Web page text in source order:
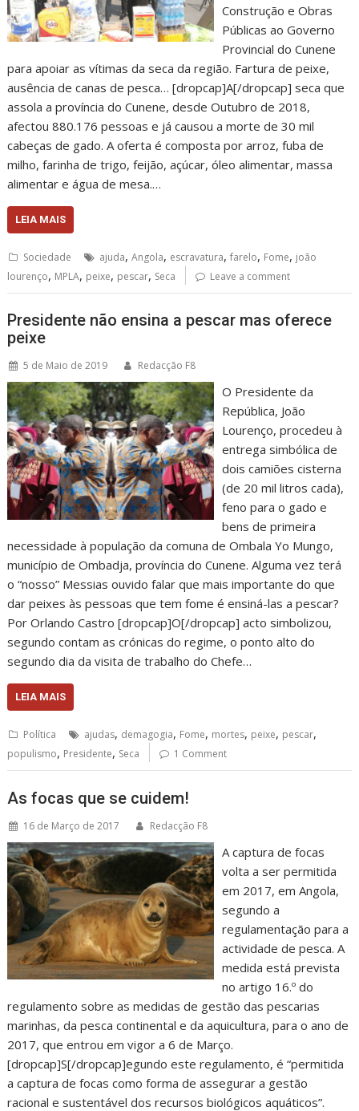
Construção e Obras
Públicas ao Governo
Provincial do Cunene
para apoiar as vítimas da seca da região. Fartura de peixe,
ausência de canas de pesca… [dropcap]A[/dropcap] seca que
assola a província do Cunene, desde Outubro de 2018,
afectou 880.176 pessoas e já causou a morte de 30 mil
cabeças de gado. A oferta é composta por arroz, fuba de
milho, farinha de trigo, feijão, açúcar, óleo alimentar, massa
alimentar e água de mesa.…
LEIA MAIS
Sociedade ajuda,Angola, escravatura,farelo, Fome, joão
lourenço, MPLA, peixe, pescar, Seca Leave a comment
Presidente não ensina a pescar mas oferece
peixe
5 de Maio de 2019 Redacção F8
O Presidente da
República, João
Lourenço, procedeu à
entrega simbólica de
dois camiões cisterna
(de 20 mil litros cada),
feno para o gado e
bens de primeira
necessidade à população da comuna de Ombala Yo Mungo,
município de Ombadja, província do Cunene. Alguma vez terá
o “nosso” Messias ouvido falar que mais importante do que
dar peixes às pessoas que tem fome é ensiná-las a pescar?
Por Orlando Castro [dropcap]O[/dropcap] acto simbolizou,
segundo contam as crónicas do regime, o ponto alto do
segundo dia da visita de trabalho do Chefe…
LEIA MAIS
Política ajudas, demagogia, Fome, mortes, peixe, pescar,
populismo, Presidente, Seca 1 Comment
As focas que se cuidem!
16 de Março de 2017 Redacção F8
A captura de focas
volta a ser permitida
em 2017, em Angola,
segundo a
regulamentação para a
actividade de pesca. A
medida está prevista
no artigo 16.º do
regulamento sobre as medidas de gestão das pescarias
marinhas, da pesca continental e da aquicultura, para o ano de
2017, que entrou em vigor a 6 de Março.
[dropcap]S[/dropcap]egundo este regulamento, é “permitida
a captura de focas como forma de assegurar a gestão
racional e sustentável dos recursos biológicos aquáticos”.